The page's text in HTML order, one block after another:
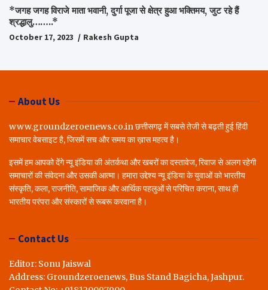
*जगह जगह विराजे माता भवानी, दुर्गा पूजा से क्षेत्र हुआ भक्तिमय, जुट रहे हैं
श्रद्धालु……..*
October 17, 2023 Rakesh Gupta
About Us
www.groundzeroenews.co.in छत्तीसगढ़ में सबसे तेजी से बढ़ती हुई हिंदी
समाचार वेबसाइट है, जिसमें सच और समय का ख़ास महत्व है।
इसमें हम आपको देंगे न्यू इंडिया की अंतर्कथा और खबरों का दस्तावेज, रिवाज से अलग रहेगी
समाचारों की संवेदना और उसकी आत्मा। हमारा उद्देश्य न्यू इंडिया के युवाओं को भारतीय
संस्कृति, कला, राजनीति, सामाजिक और आर्थिक पहलुओं से परिचित कराना, साथ ही
भारतीय परंपरा और संस्कारों से रूबरू करवाना है।
Contact Us
Editor: Sonu Jaiswal
Address: Groundzeroenews, Bus Stand Bagicha, Jashpur.